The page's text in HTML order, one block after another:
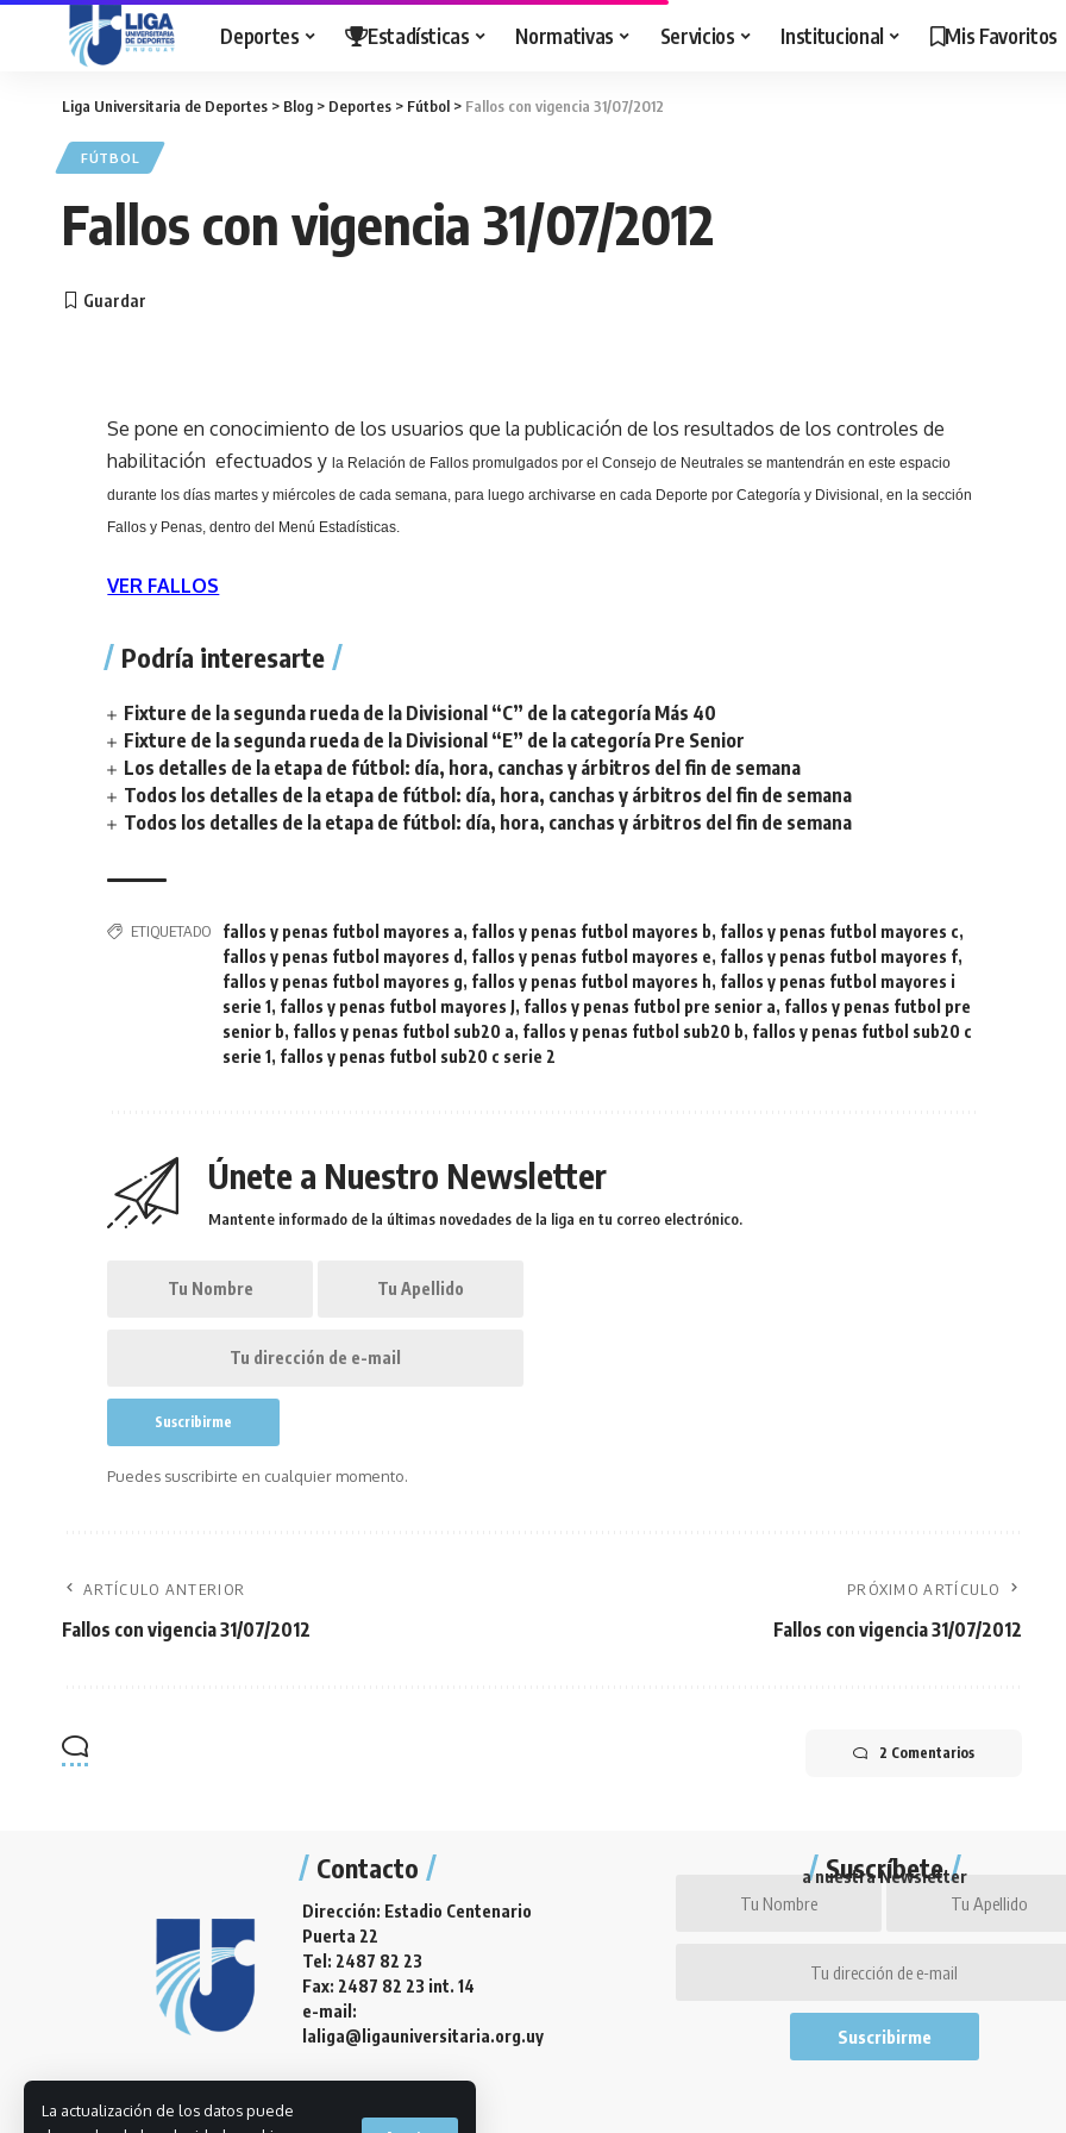
La actualización de los datos puede
Deportes Estadísticas Normativas Servicios Institucional Mis Favoritos
Liga Universitaria de Deportes > Blog > Deportes > Fútbol > Fallos con vigencia 31/07/2012
FÚTBOL
Fallos con vigencia 31/07/2012
Se pone en conocimiento de los usuarios que la publicación de los resultados de los controles de
habilitación efectuados y la Relación de Fallos promulgados por el Consejo de Neutrales se mantendrán en este espacio
durante los días martes y miércoles de cada semana, para luego archivarse en cada Deporte por Categoría y Divisional, en la sección
Fallos y Penas, dentro del Menú Estadísticas.
VER FALLOS
Podría interesarte
Fixture de la segunda rueda de la Divisional “C” de la categoría Más 40
Fixture de la segunda rueda de la Divisional “E” de la categoría Pre Senior
Los detalles de la etapa de fútbol: día, hora, canchas y árbitros del fin de semana
Todos los detalles de la etapa de fútbol: día, hora, canchas y árbitros del fin de semana
Todos los detalles de la etapa de fútbol: día, hora, canchas y árbitros del fin de semana
ETIQUETADO fallos y penas futbol mayores a, fallos y penas futbol mayores b, fallos y penas futbol mayores c,
fallos y penas futbol mayores d , fallos y penas futbol mayores e, fallos y penas futbol mayores f,
fallos y penas futbol mayores g, fallos y penas futbol mayores h, fallos y penas futbol mayores i
serie 1, fallos y penas futbol mayores J, fallos y penas futbol pre senior a, fallos y penas futbol pre
senior b, fallos y penas futbol sub20 a, fallos y penas futbol sub20 b, fallos y penas futbol sub20 c
serie 1, fallos y penas futbol sub20 c serie 2
Únete a Nuestro Newsletter
Mantente informado de la últimas novedades de la liga en tu correo electrónico.
Puedes suscribirte en cualquier momento.
ARTÍCULO ANTERIOR
Fallos con vigencia 31/07/2012
PRÓXIMO ARTÍCULO
Fallos con vigencia 31/07/2012
2 Comentarios
Contacto
Dirección: Estadio Centenario
Puerta 22
Tel: 2487 82 23
Fax: 2487 82 23 int. 14
e-mail:
laliga@ligauniversitaria.org.uy
Suscríbete
a nuestra Newsletter